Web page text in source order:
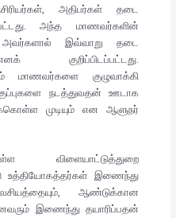
அதிபர்கள் தடை
அந்த மாணவர்களின்
அவர்களால் இவ்வாறு தடை
குறிப்பிடப்பட்டது.
மாணவர்களை குழுவாக்கி
நடத்துவதன் ஊடாக
முடியும் என ஆளுநர்
விளையாட்டுத்துறை
உத்தியோகத்தர்கள் இணைந்து
ஆண்டுக்கான
இணைந்து தயாரிப்பதன்